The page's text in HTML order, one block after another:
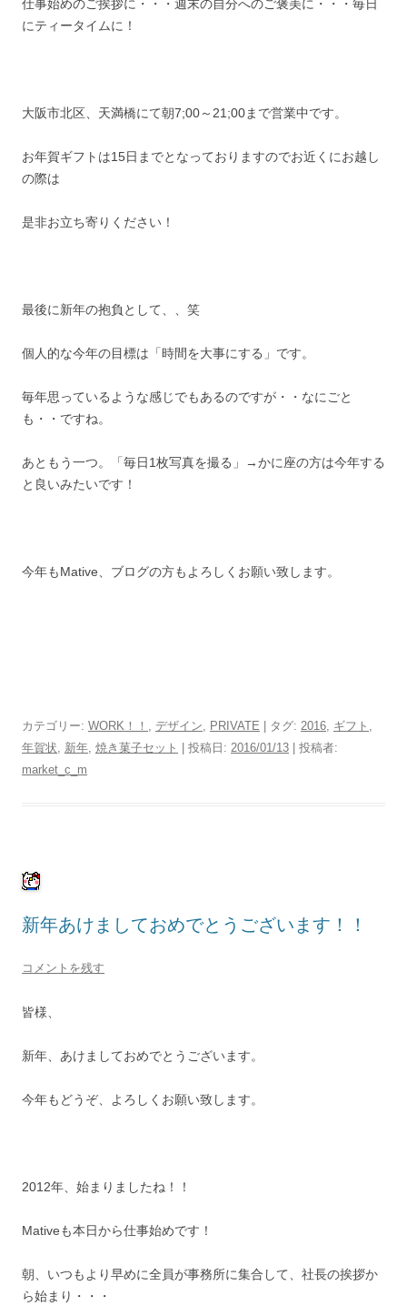
仕事始めのご挨拶に・・・週末の自分へのご褒美に・・・毎日
にティータイムに！
大阪市北区、天満橋にて朝7;00～21;00まで営業中です。
お年賀ギフトは15日までとなっておりますのでお近くにお越し
の際は
是非お立ち寄りください！
最後に新年の抱負として、、笑
個人的な今年の目標は「時間を大事にする」です。
毎年思っているような感じでもあるのですが・・なにごと
も・・ですね。
あともう一つ。「毎日1枚写真を撮る」→かに座の方は今年する
と良いみたいです！
今年もMative、ブログの方もよろしくお願い致します。
カテゴリー: WORK！！ デザイン PRIVATE | タグ: 2016 ギフト
年賀状
新年 焼き菓子セット | 投稿日: 2016/01/13 | 投稿者:
market_c_m
新年あけましておめでとうございます！！
コメントを残す
皆様、
新年、あけましておめでとうございます。
今年もどうぞ、よろしくお願い致します。
2012年、始まりましたね！！
Mativeも本日から仕事始めです！
朝、いつもより早めに全員が事務所に集合して、社長の挨拶か
ら始まり・・・